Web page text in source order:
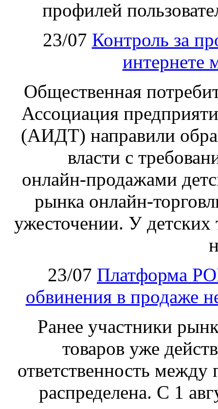
профилей
23/07 Контроль за
интернете
Общественная
Ассоциация
(АИДТ) направили
власти с
онлайн‑продажами
рынка онлайн-
ужесточении. У детских
23/07 Платформа
обвинения в продаже
Ранее участники
товаров уже
ответственность
распределена. С 1